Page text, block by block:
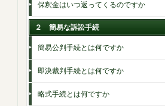
保釈金はいつ返ってくるのですか
２ 簡易な訴訟手続
簡易公判手続とは何ですか
即決裁判手続とは何ですか
略式手続とは何ですか